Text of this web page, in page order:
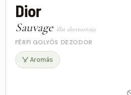
Dior
Sauvage illat alternatívája
FÉRFI GOLYÓS DEZODOR
Aromás